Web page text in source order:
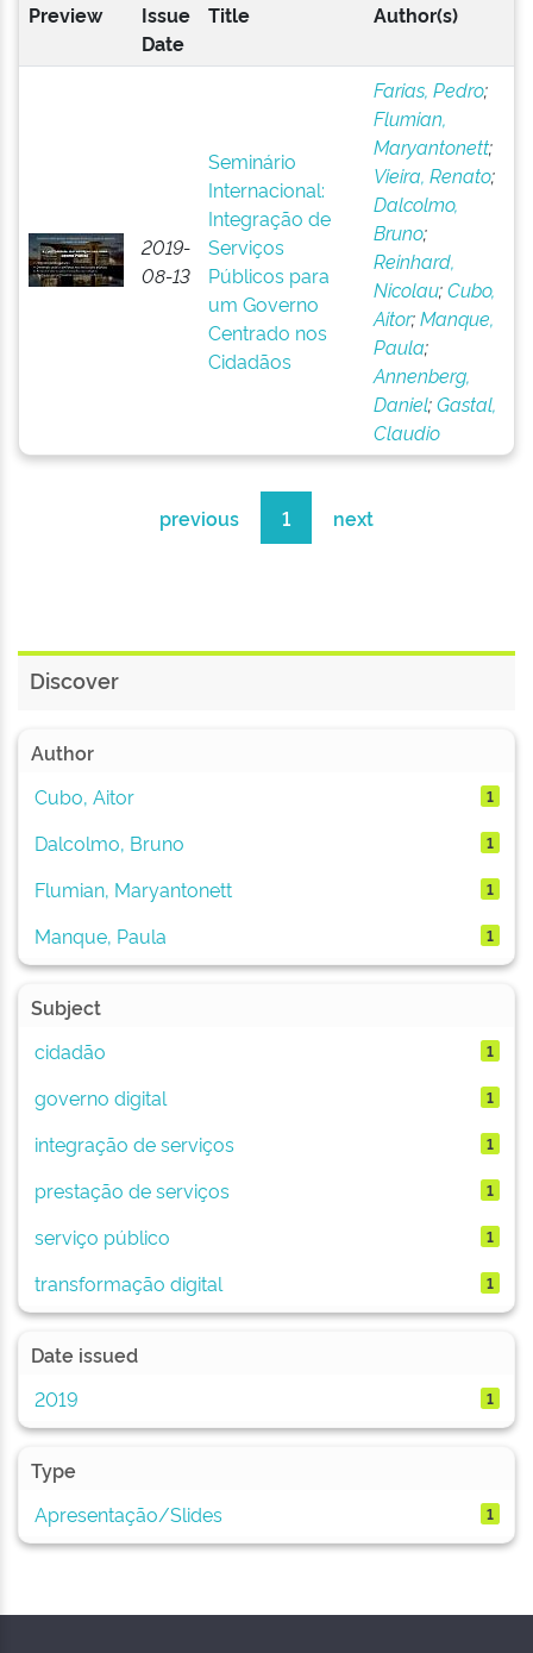
Preview
Issue
Date
Title Author(s)
2019-
08-13
Seminário
Internacional:
Integração de
Serviços
Públicos para
um Governo
Centrado nos
Cidadãos
Farias, Pedro;
Flumian,
Maryantonett;
Vieira, Renato;
Dalcolmo,
Bruno;
Reinhard,
Nicolau;Cubo,
Aitor;Manque,
Paula;
Annenberg,
Daniel;Gastal,
Claudio
previous 1 next
Discover
Author
Cubo, Aitor
1
Dalcolmo, Bruno 1
Flumian, Maryantonett 1
Manque, Paula 1
Subject
cidadão
1
governo digital 1
integração de serviços 1
prestação de serviços 1
serviço público 1
transformação digital 1
Date issued
2019
1
Type
Apresentação/Slides
1